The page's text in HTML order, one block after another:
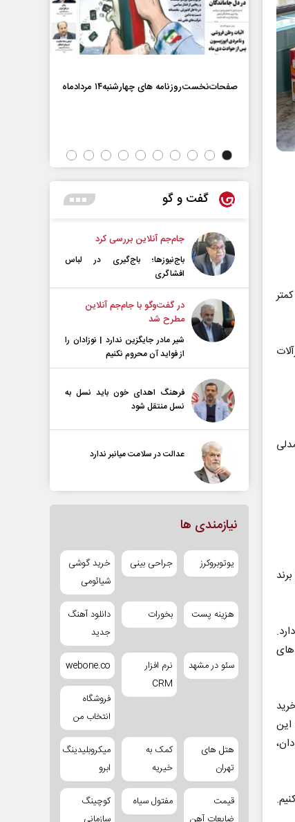
این
صفحات‌نخست‌روزنامه ها‌ی چهارشنبه‌۱۴ مردادماه
گفت و گو
جام‌جم آنلاین بررسی کرد
باج‌نیوزها؛ باج‌گیری در لباس
افشاگری
در گفت‌و‌گو با جام‌جم آنلاین
مطرح شد
شیر مادر جایگزین ندارد | نوزادان را
از فواید آن محروم نکنیم
فرهنگ اهدای خون باید نسل به
نسل منتقل شود
عدالت در سلامت میانبر ندارد
نیازمندی ها
یوتوبروکرز جراحی بینی
خرید گوشی
شیائومی
هزینه پست بخورات
دانلود آهنگ
جدید
سئو در مشهد
نرم افزار
CRM
webone.co
فروشگاه
انتخاب من
هتل های
تهران
کمک به
خیریه
میکروبلیدینگ
ابرو
قیمت
مفتول سیاه
کوچینگ